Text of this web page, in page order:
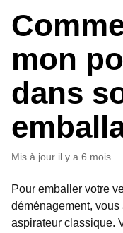
mon
dans
Mis à jour il y a 6 mois
Pour emballer votre
déménagement, vous
aspirateur classique.